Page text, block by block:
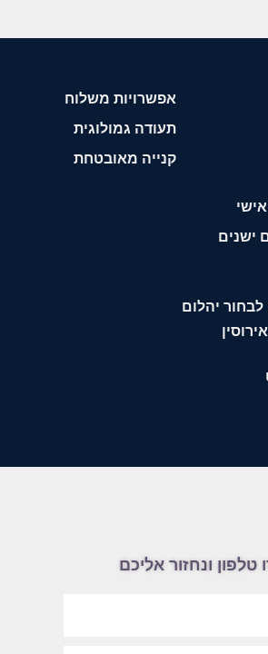
אפשרויות משלוח
תעודה גמולוגית
קנייה מאובטחת
ישנים
יהלום
טלפון ונחזור אליכם